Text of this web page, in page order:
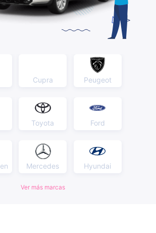
Cupra Peugeot
Toyota Ford
Mercedes Hyundai
Ver más marcas